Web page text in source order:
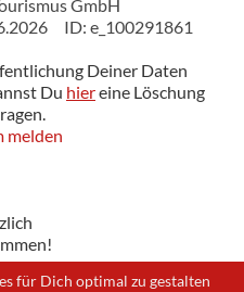
GmbH
ID: e_100291861
Deiner Daten
Du hiereine Löschung
melden
für Dich optimal zu gestalten